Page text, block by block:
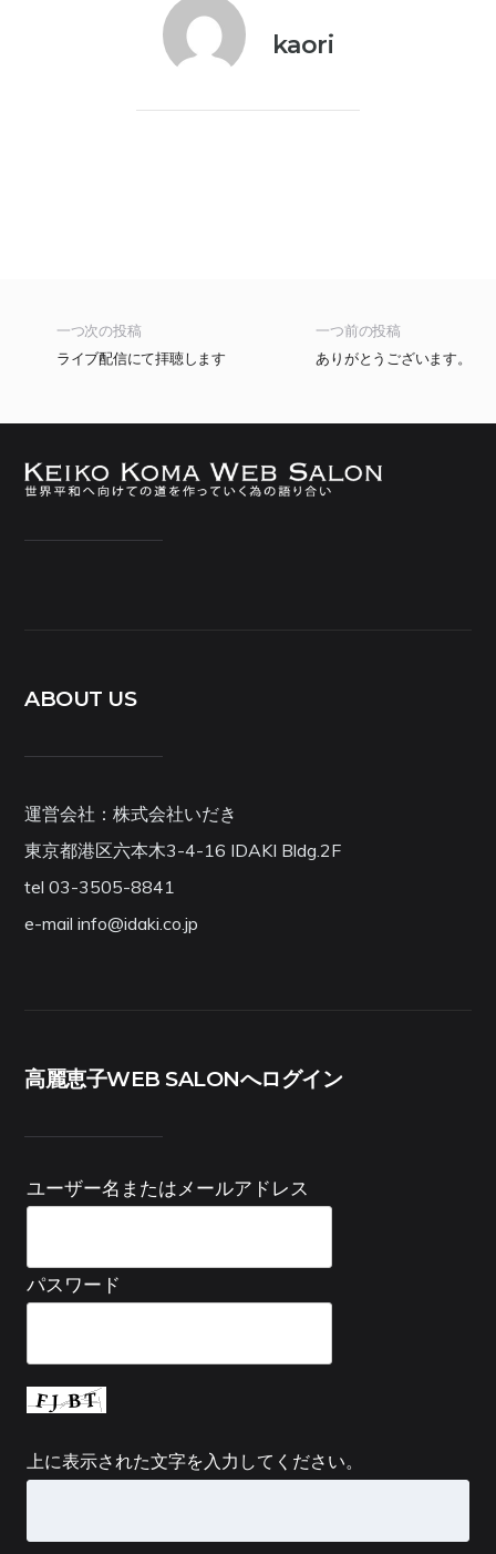
kaori
一つ前の投稿
ありがとうございます。
一つ次の投稿
ライブ配信にて拝聴します
ABOUT US
運営会社：株式会社いだき
東京都港区六本木3-4-16 IDAKI Bldg.2F
tel 03-3505-8841
e-mail info@idaki.co.jp
高麗恵子WEB SALONへログイン
ユーザー名またはメールアドレス
パスワード
上に表示された文字を入力してください。